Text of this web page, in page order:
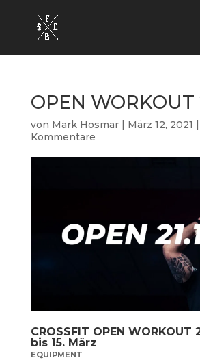
OPEN WORKOUT
von Mark Hosmar| März 12, 2021 |
Kommentare
CROSSFIT OPEN WORKOUT
bis 15. März
EQUIPMENT